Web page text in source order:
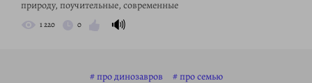
природу, поучительные, современные
1 220 0 🔊
про динозавров про семью